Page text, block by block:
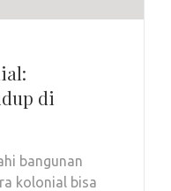
di
bangunan
kolonial bisa